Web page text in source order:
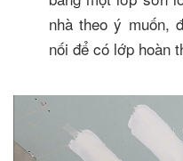
nhà theo ý muốn,
nối để có lớp hoàn